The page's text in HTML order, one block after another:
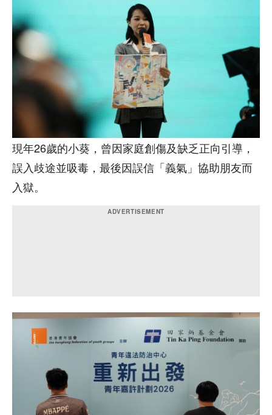
現年26歲的小葵，曾因家庭創傷及缺乏正向引導，
誤入歧途並吸毒，最後因誤信「義氣」協助朋友而
入獄。